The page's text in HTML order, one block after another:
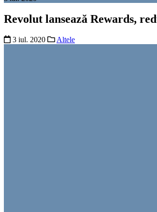
Revolut lansează Rewards,
3 iul. 2020 Altele